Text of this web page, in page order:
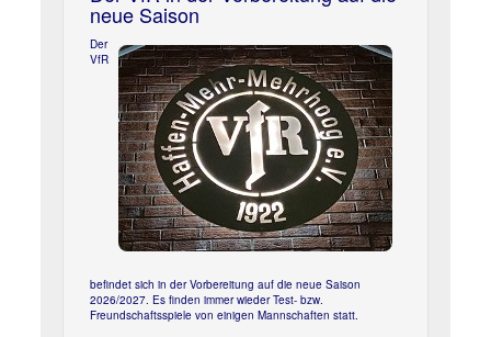
neue Saison
Der
VfR
befindet sich in der Vorbereitung auf die neue Saison
2026/2027. Es finden immer wieder Test- bzw.
Freundschaftsspiele von einigen Mannschaften statt.